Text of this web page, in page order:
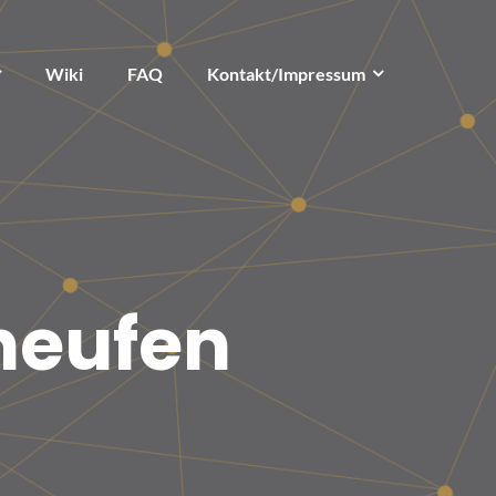
Wiki FAQ Kontakt/Impressum